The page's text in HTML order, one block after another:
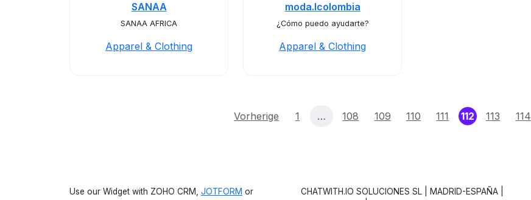
SANAA
SANAA AFRICA
Apparel & Clothing
moda.lcolombia
¿Cómo puedo ayudarte?
Apparel & Clothing
Vorherige 1 … 108 109 110 111 112(current)
113 114
Use our Widget with ZOHO CRM, JOTFORM or
CHATWITH.IO SOLUCIONES SL | MADRID-ESPAÑA |